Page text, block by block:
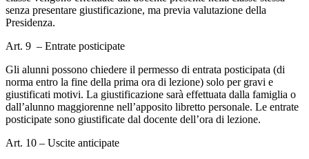
senza presentare giustificazione, ma previa valutazione della
Presidenza.
Art. 9 – Entrate posticipate
Gli alunni possono chiedere il permesso di entrata posticipata (di
norma entro la fine della prima ora di lezione) solo per gravi e
giustificati motivi. La giustificazione sarà effettuata dalla famiglia o
dall’alunno maggiorenne nell’apposito libretto personale. Le entrate
posticipate sono giustificate dal docente dell’ora di lezione.
Art. 10 – Uscite anticipate